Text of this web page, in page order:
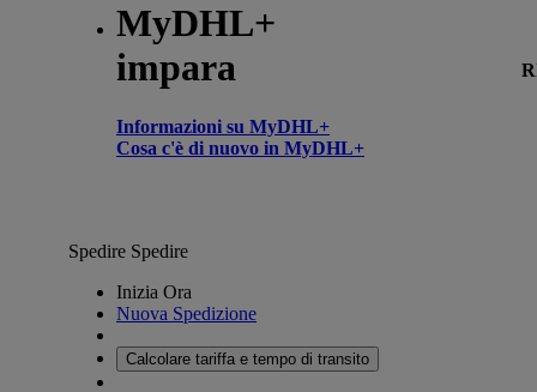
MyDHL+
impara
Informazioni su MyDHL+
Cosa c'è di nuovo in MyDHL+
Spedire Spedire
Inizia Ora
Nuova Spedizione
Calcolare tariffa e tempo di transito